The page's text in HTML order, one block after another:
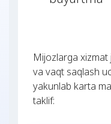
Mijozlarga
va vaqt saqlash
yakunlab karta
taklif: